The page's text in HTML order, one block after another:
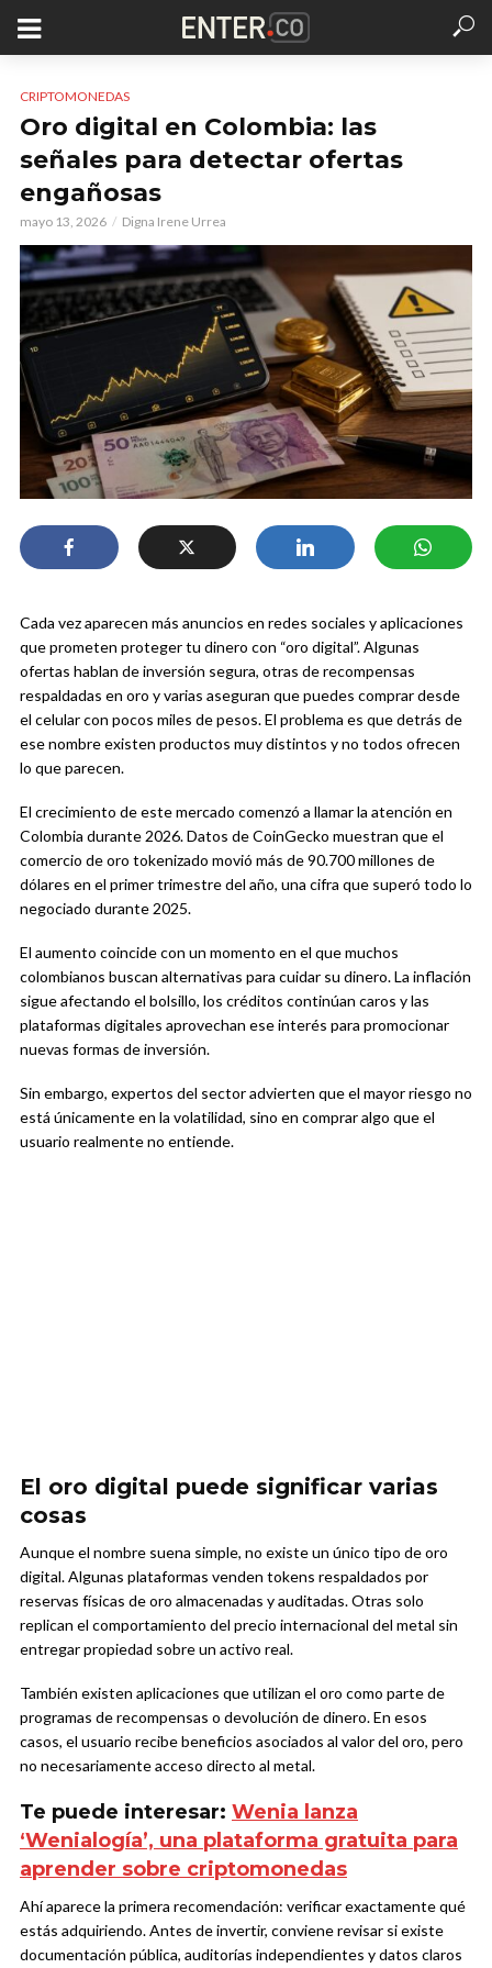
CRIPTOMONEDAS
Oro digital en Colombia: las
señales para detectar ofertas
engañosas
mayo 13, 2026 Digna Irene Urrea
Cada vez aparecen más anuncios en redes sociales y aplicaciones
que prometen proteger tu dinero con “oro digital”. Algunas
ofertas hablan de inversión segura, otras de recompensas
respaldadas en oro y varias aseguran que puedes comprar desde
el celular con pocos miles de pesos. El problema es que detrás de
ese nombre existen productos muy distintos y no todos ofrecen
lo que parecen.
El crecimiento de este mercado comenzó a llamar la atención en
Colombia durante 2026. Datos de CoinGecko muestran que el
comercio de oro tokenizado movió más de 90.700 millones de
dólares en el primer trimestre del año, una cifra que superó todo lo
negociado durante 2025.
El aumento coincide con un momento en el que muchos
colombianos buscan alternativas para cuidar su dinero. La inflación
sigue afectando el bolsillo, los créditos continúan caros y las
plataformas digitales aprovechan ese interés para promocionar
nuevas formas de inversión.
Sin embargo, expertos del sector advierten que el mayor riesgo no
está únicamente en la volatilidad, sino en comprar algo que el
usuario realmente no entiende.
El oro digital puede significar varias
cosas
Aunque el nombre suena simple, no existe un único tipo de oro
digital. Algunas plataformas venden tokens respaldados por
reservas físicas de oro almacenadas y auditadas. Otras solo
replican el comportamiento del precio internacional del metal sin
entregar propiedad sobre un activo real.
También existen aplicaciones que utilizan el oro como parte de
programas de recompensas o devolución de dinero. En esos
casos, el usuario recibe beneficios asociados al valor del oro, pero
no necesariamente acceso directo al metal.
Te puede interesar: Wenia lanza
‘Wenialogía’, una plataforma gratuita para
aprender sobre criptomonedas
Ahí aparece la primera recomendación: verificar exactamente qué
estás adquiriendo. Antes de invertir, conviene revisar si existe
documentación pública, auditorías independientes y datos claros